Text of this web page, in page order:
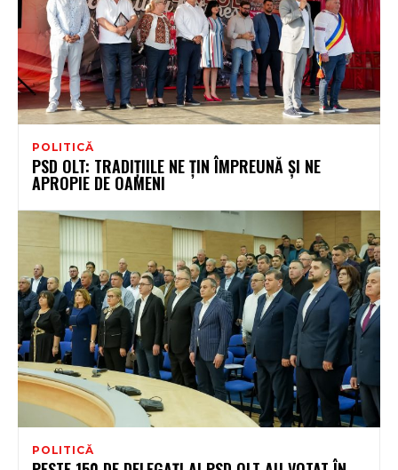
POLITICĂ
PSD OLT: TRADIȚIILE NE ȚIN ÎMPREUNĂ ȘI NE
APROPIE DE OAMENI
POLITICĂ